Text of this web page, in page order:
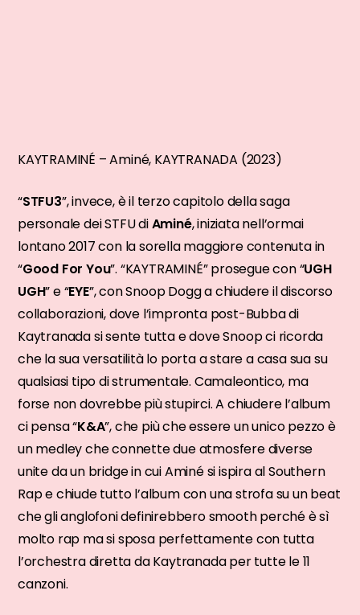
KAYTRAMINÉ – Aminé, KAYTRANADA (2023)
“STFU3”, invece, è il terzo capitolo della saga
personale dei STFU diAminé, iniziata nell’ormai
lontano 2017 con la sorella maggiore contenuta in
“Good For You”. “KAYTRAMINÉ” prosegue con “UGH
UGH” e “EYE”, con Snoop Dogg a chiudere il discorso
collaborazioni, dove l’impronta post-Bubba di
Kaytranada si sente tutta e dove Snoop ci ricorda
che la sua versatilità lo porta a stare a casa sua su
qualsiasi tipo di strumentale. Camaleontico, ma
forse non dovrebbe più stupirci. A chiudere l’album
ci pensa “K&A”, che più che essere un unico pezzo è
un medley che connette due atmosfere diverse
unite da un bridge in cui Aminé si ispira al Southern
Rap e chiude tutto l’album con una strofa su un beat
che gli anglofoni definirebbero smooth perché è sì
molto rap ma si sposa perfettamente con tutta
l’orchestra diretta da Kaytranada per tutte le 11
canzoni.